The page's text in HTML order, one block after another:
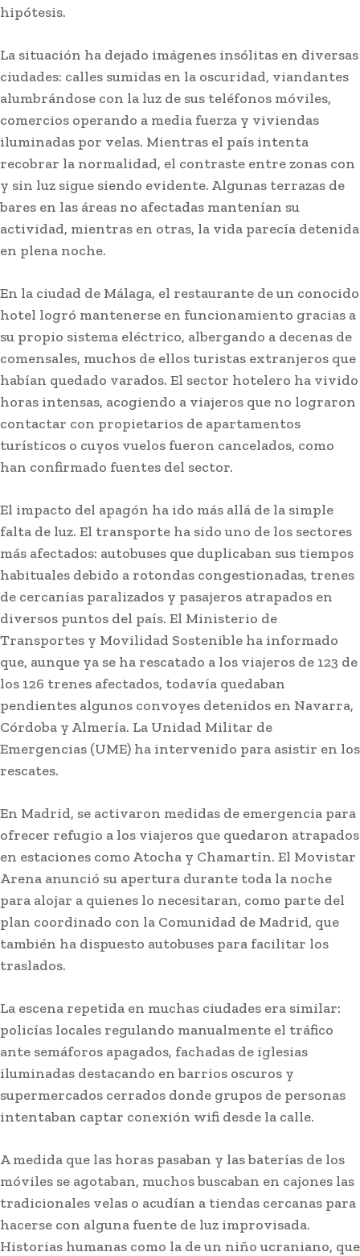
hipótesis.
La situación ha dejado imágenes insólitas en diversas
ciudades: calles sumidas en la oscuridad, viandantes
alumbrándose con la luz de sus teléfonos móviles,
comercios operando a media fuerza y viviendas
iluminadas por velas. Mientras el país intenta
recobrar la normalidad, el contraste entre zonas con
y sin luz sigue siendo evidente. Algunas terrazas de
bares en las áreas no afectadas mantenían su
actividad, mientras en otras, la vida parecía detenida
en plena noche.
En la ciudad de Málaga, el restaurante de un conocido
hotel logró mantenerse en funcionamiento gracias a
su propio sistema eléctrico, albergando a decenas de
comensales, muchos de ellos turistas extranjeros que
habían quedado varados. El sector hotelero ha vivido
horas intensas, acogiendo a viajeros que no lograron
contactar con propietarios de apartamentos
turísticos o cuyos vuelos fueron cancelados, como
han confirmado fuentes del sector.
El impacto del apagón ha ido más allá de la simple
falta de luz. El transporte ha sido uno de los sectores
más afectados: autobuses que duplicaban sus tiempos
habituales debido a rotondas congestionadas, trenes
de cercanías paralizados y pasajeros atrapados en
diversos puntos del país. El Ministerio de
Transportes y Movilidad Sostenible ha informado
que, aunque ya se ha rescatado a los viajeros de 123 de
los 126 trenes afectados, todavía quedaban
pendientes algunos convoyes detenidos en Navarra,
Córdoba y Almería. La Unidad Militar de
Emergencias (UME) ha intervenido para asistir en los
rescates.
En Madrid, se activaron medidas de emergencia para
ofrecer refugio a los viajeros que quedaron atrapados
en estaciones como Atocha y Chamartín. El Movistar
Arena anunció su apertura durante toda la noche
para alojar a quienes lo necesitaran, como parte del
plan coordinado con la Comunidad de Madrid, que
también ha dispuesto autobuses para facilitar los
traslados.
La escena repetida en muchas ciudades era similar:
policías locales regulando manualmente el tráfico
ante semáforos apagados, fachadas de iglesias
iluminadas destacando en barrios oscuros y
supermercados cerrados donde grupos de personas
intentaban captar conexión wifi desde la calle.
A medida que las horas pasaban y las baterías de los
móviles se agotaban, muchos buscaban en cajones las
tradicionales velas o acudían a tiendas cercanas para
hacerse con alguna fuente de luz improvisada.
Historias humanas como la de un niño ucraniano, que